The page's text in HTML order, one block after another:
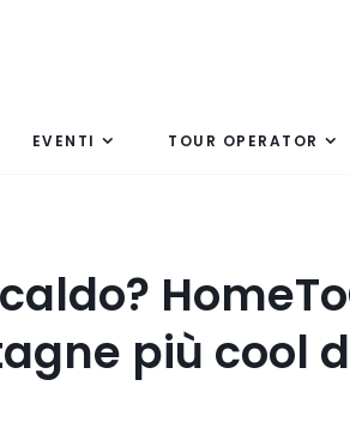
EVENTI TOUR OPERATOR
più cool